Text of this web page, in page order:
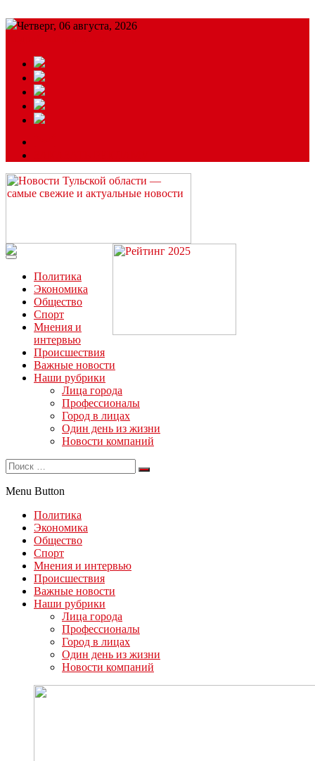
Четверг, 06 августа, 2026
Читайте последние новости дня в Тульской области на сайте
“ЗаНовомосковск”
Политика
Экономика
Общество
Спорт
Мнения и
интервью
Происшествия
Важные новости
Наши рубрики
Лица города
Профессионалы
Город в лицах
Один день из жизни
Новости компаний
Menu Button
Политика
Экономика
Общество
Спорт
Мнения и интервью
Происшествия
Важные новости
Наши рубрики
Лица города
Профессионалы
Город в лицах
Один день из жизни
Новости компаний